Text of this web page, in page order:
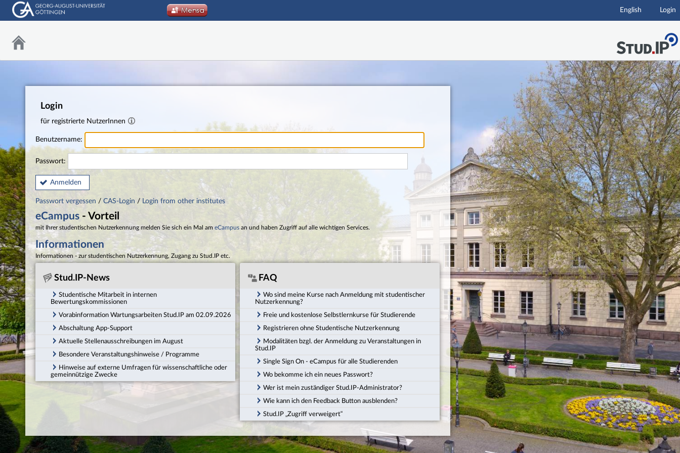
Hauptnavigation
English Login
Login
für registrierte NutzerInnen
Benutzername:
Passwort:
Anmelden
Passwort vergessen / CAS-Login / Login from other institutes
eCampus - Vorteil
mit Ihrer studentischen Nutzerkennung melden Sie sich ein Mal am eCampus an und haben Zugriff auf alle wichtigen Services.
Informationen
Informationen - zur studentischen Nutzerkennung, Zugang zu Stud.IP etc.
Stud.IP-News
Studentische Mitarbeit in internen
Bewertungskommissionen
Vorabinformation Wartungsarbeiten Stud.IP am 02.09.2026
Abschaltung App-Support
Aktuelle Stellenausschreibungen im August
Besondere Veranstaltungshinweise / Programme
Hinweise auf externe Umfragen für wissenschaftliche oder
gemeinnützige Zwecke
FAQ
Wo sind meine Kurse nach Anmeldung mit studentischer
Nutzerkennung?
Freie und kostenlose Selbstlernkurse für Studierende
Registrieren ohne Studentische Nutzerkennung
Modalitäten bzgl. der Anmeldung zu Veranstaltungen in
Stud.IP
Single Sign On - eCampus für alle Studierenden
Wo bekomme ich ein neues Passwort?
Wer ist mein zuständiger Stud.IP-Administrator?
Wie kann ich den Feedback Button ausblenden?
Stud.IP „Zugriff verweigert“